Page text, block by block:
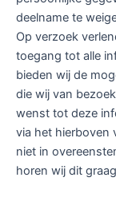
deelname te
Op verzoek
toegang tot alle
bieden wij de
die wij van
wenst tot deze
via het hierboven
niet in
horen wij dit